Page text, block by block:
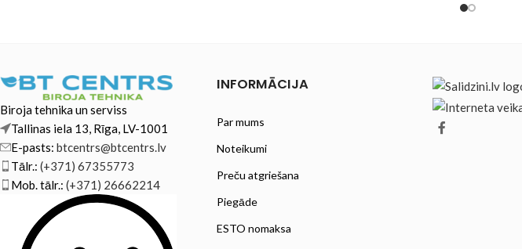
Biroja tehnika un serviss
Tallinas iela 13, Rīga, LV-1001
E-pasts: btcentrs@btcentrs.lv
Tālr.: (+371) 67355773
Mob. tālr.: (+371) 26662214
INFORMĀCIJA
Par mums
Noteikumi
Preču atgriešana
Piegāde
ESTO nomaksa